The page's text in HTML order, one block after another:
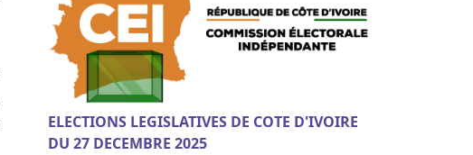
ELECTIONS LEGISLATIVES DE COTE D'IVOIRE
DU 27 DECEMBRE 2025